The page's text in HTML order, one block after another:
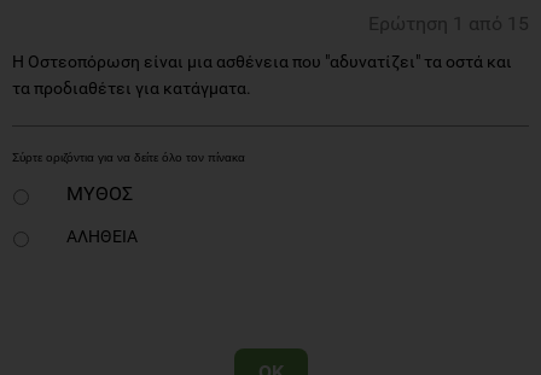
Ερώτηση 1 από 15
Η Οστεοπόρωση είναι μια ασθένεια που "αδυνατίζει" τα οστά και
τα προδιαθέτει για κατάγματα.
ΜΥΘΟΣ
ΑΛΗΘΕΙΑ